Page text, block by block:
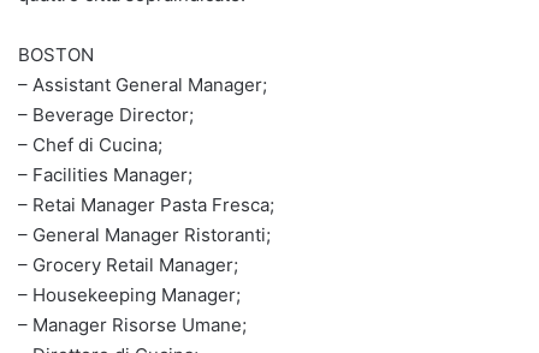
BOSTON
– Assistant General Manager;
– Beverage Director;
– Chef di Cucina;
– Facilities Manager;
– Retai Manager Pasta Fresca;
– General Manager Ristoranti;
– Grocery Retail Manager;
– Housekeeping Manager;
– Manager Risorse Umane;